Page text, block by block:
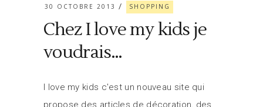
30 OCTOBRE 2013 SHOPPING
Chez I love my kids je
voudrais…
I love my kids c'est un nouveau site qui
propose des articles de décoration, des